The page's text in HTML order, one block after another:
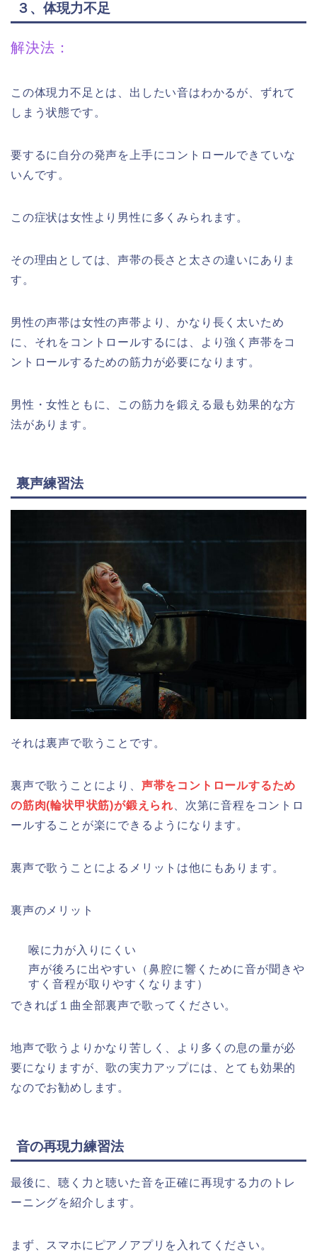
３、体現力不足
解決法：
この体現力不足とは、出したい音はわかるが、ずれて
しまう状態です。
要するに自分の発声を上手にコントロールできていな
いんです。
この症状は女性より男性に多くみられます。
その理由としては、声帯の長さと太さの違いにありま
す。
男性の声帯は女性の声帯より、かなり長く太いため
に、それをコントロールするには、より強く声帯をコ
ントロールするための筋力が必要になります。
男性・女性ともに、この筋力を鍛える最も効果的な方
法があります。
裏声練習法
それは裏声で歌うことです。
裏声で歌うことにより、 声帯をコントロールするため
の筋肉(輪状甲状筋)が鍛えられ 、次第に音程をコントロ
ールすることが楽にできるようになります。
裏声で歌うことによるメリットは他にもあります。
裏声のメリット
喉に力が入りにくい
声が後ろに出やすい（鼻腔に響くために音が聞きや
すく音程が取りやすくなります）
できれば１曲全部裏声で歌ってください。
地声で歌うよりかなり苦しく、より多くの息の量が必
要になりますが、歌の実力アップには、とても効果的
なのでお勧めします。
音の再現力練習法
最後に、聴く力と聴いた音を正確に再現する力のトレ
ーニングを紹介します。
まず、スマホにピアノアプリを入れてください。